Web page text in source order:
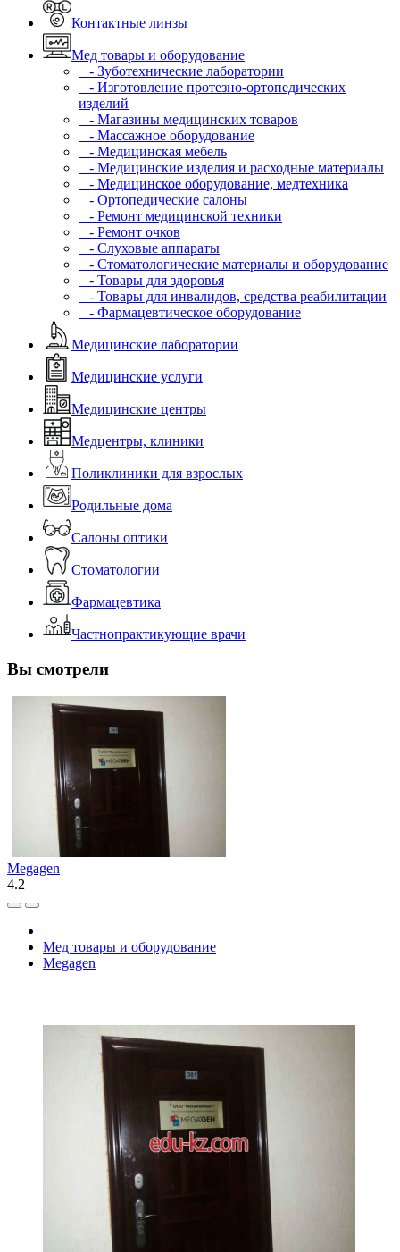
Контактные линзы
Мед товары и оборудование
- Зуботехнические лаборатории
- Изготовление протезно-ортопедических
изделий
- Магазины медицинских товаров
- Массажное оборудование
- Медицинская мебель
- Медицинские изделия и расходные материалы
- Медицинское оборудование, медтехника
- Ортопедические салоны
- Ремонт медицинской техники
- Ремонт очков
- Слуховые аппараты
- Стоматологические материалы и оборудование
- Товары для здоровья
- Товары для инвалидов, средства реабилитации
- Фармацевтическое оборудование
Медицинские лаборатории
Медицинские услуги
Медицинские центры
Медцентры, клиники
Поликлиники для взрослых
Родильные дома
Салоны оптики
Стоматологии
Фармацевтика
Частнопрактикующие врачи
Вы смотрели
Megagen
4.2
Мед товары и оборудование
Megagen